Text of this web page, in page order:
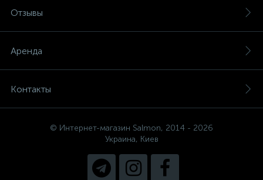
Отзывы
Аренда
Контакты
© Интернет-магазин Salmon, 2014 - 2026
Украина, Киев